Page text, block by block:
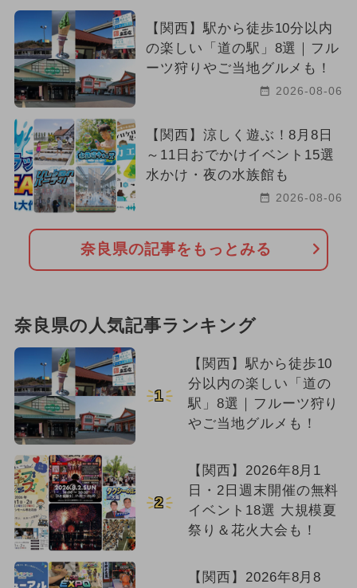
【関西】駅から徒歩10分以内
の楽しい「道の駅」8選｜フル
ーツ狩りやご当地グルメも！
2026-08-06
【関西】涼しく遊ぶ！8月8日
～11日おでかけイベント15選
水かけ・夜の水族館も
2026-08-06
奈良県の記事をもっとみる
奈良県の人気記事ランキング
1
【関西】駅から徒歩10
分以内の楽しい「道の
駅」8選｜フルーツ狩り
やご当地グルメも！
2
【関西】2026年8月1
日・2日週末開催の無料
イベント18選 大規模夏
祭り＆花火大会も！
【関西】2026年8月8